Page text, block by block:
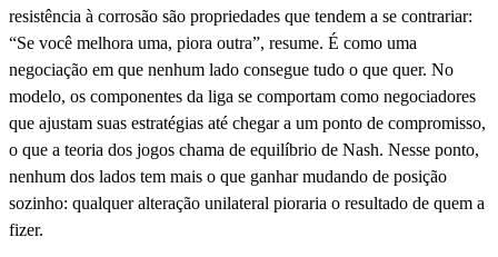
resistência à corrosão são propriedades que tendem a se contrariar:
“Se você melhora uma, piora outra”, resume. É como uma
negociação em que nenhum lado consegue tudo o que quer. No
modelo, os componentes da liga se comportam como negociadores
que ajustam suas estratégias até chegar a um ponto de compromisso,
o que a teoria dos jogos chama de equilíbrio de Nash. Nesse ponto,
nenhum dos lados tem mais o que ganhar mudando de posição
sozinho: qualquer alteração unilateral pioraria o resultado de quem a
fizer.